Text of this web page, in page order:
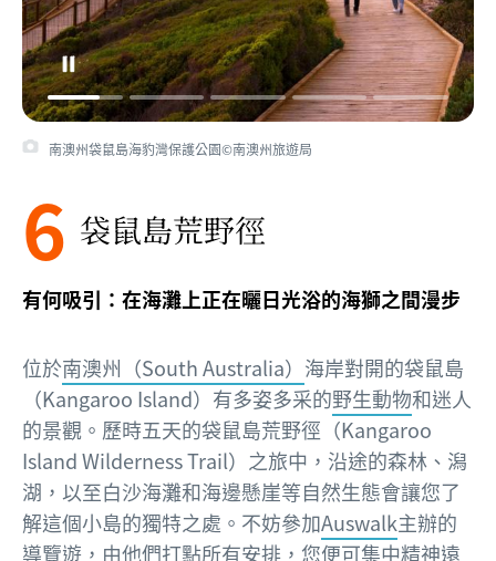
南澳州袋鼠島海豹灣保護公園©南澳州旅遊局
6 袋鼠島荒野徑
有何吸引：在海灘上正在曬日光浴的海獅之間漫步
位於南澳州（South Australia） 海岸對開的袋鼠島
（Kangaroo Island）有多姿多采的野生動物和迷人
的景觀。歷時五天的袋鼠島荒野徑（Kangaroo
Island Wilderness Trail）之旅中，沿途的森林、潟
湖，以至白沙海灘和海邊懸崖等自然生態會讓您了
解這個小島的獨特之處。不妨參加Auswalk主辦的
導覽遊，由他們打點所有安排，您便可集中精神遠